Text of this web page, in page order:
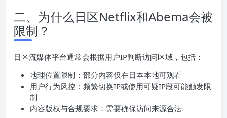
二、为什么日区Netflix和Abema会被
限制？
日区流媒体平台通常会根据用户IP判断访问区域，包括：
地理位置限制：部分内容仅在日本本地可观看
用户行为风控：频繁切换IP或使用可疑IP段可能触发限
制
内容版权与合规要求：需要确保访问来源合法